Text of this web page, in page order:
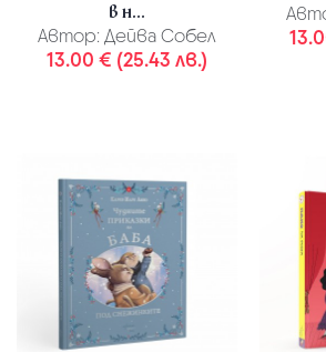
в н...
Автор: Дейва Собел
13.00 € (25.43 лв.)